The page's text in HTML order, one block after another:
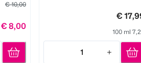
€ 10,00
€ 8,00
€
100 ml
1
Quantity: 1